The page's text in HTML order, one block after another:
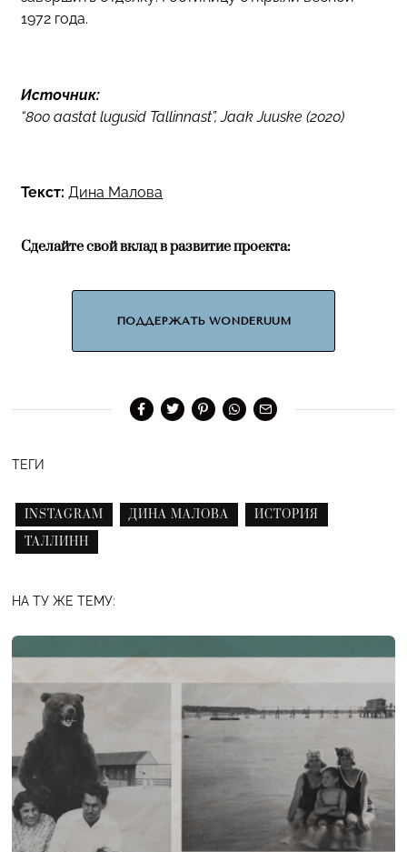
1972 года.
Источник:
“800 aastat lugusid Tallinnast”, Jaak Juuske (2020)
Текст: Дина Малова
Сделайте свой вклад в развитие проекта:
ПОДДЕРЖАТЬ WONDERUUM
ТЕГИ
INSTAGRAM ДИНА МАЛОВА
ИСТОРИЯ
ТАЛЛИНН
НА ТУ ЖЕ ТЕМУ: